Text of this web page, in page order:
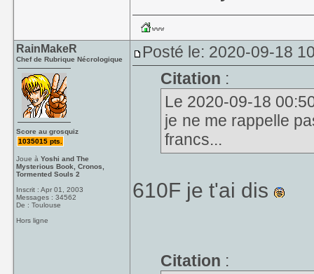
RainMakeR
Chef de Rubrique Nécrologique
Score au grosquiz
1035015 pts.
Joue àYoshi and The
Mysterious Book, Cronos,
Tormented Souls 2
Inscrit : Apr 01, 2003
Messages : 34562
De : Toulouse
Hors ligne
Posté le: 2020-09-18
Citation :
Le 2020-09-18
je ne me rappelle
francs...
610F je t'ai dis
Citation :